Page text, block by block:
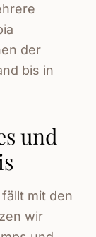
der
bis in
und
mit den
wir